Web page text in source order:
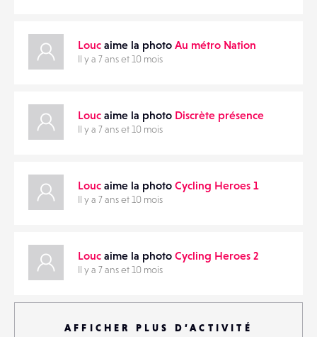
Louc aime la photo Au métro Nation
Il y a 7 ans et 10 mois
Louc aime la photo Discrète présence
Il y a 7 ans et 10 mois
Louc aime la photo Cycling Heroes 1
Il y a 7 ans et 10 mois
Louc aime la photo Cycling Heroes 2
Il y a 7 ans et 10 mois
AFFICHER PLUS D’ACTIVITÉ